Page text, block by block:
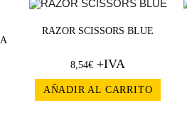
RAZOR SCISSORS BLUE
8,54€ +IVA
AÑADIR AL CARRITO